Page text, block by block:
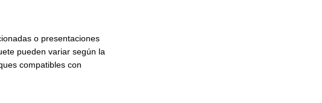
o presentaciones
pueden variar según la
compatibles con